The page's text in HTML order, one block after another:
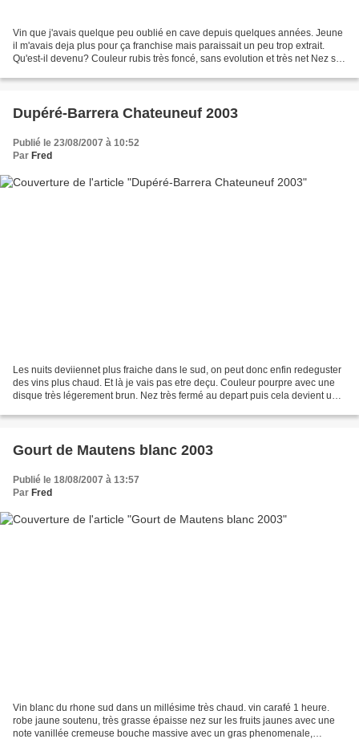
Vin que j'avais quelque peu oublié en cave depuis quelques années. Jeune
il m'avais deja plus pour ça franchise mais paraissait un peu trop extrait.
Qu'est-il devenu? Couleur rubis très foncé, sans evolution et très net Nez sur
Dupéré-Barrera Chateuneuf 2003
Publié le 23/08/2007 à 10:52
Par Fred
Les nuits deviiennet plus fraiche dans le sud, on peut donc enfin redeguster
des vins plus chaud. Et là je vais pas etre deçu. Couleur pourpre avec une
disque très légerement brun. Nez très fermé au depart puis cela devient un
Gourt de Mautens blanc 2003
Publié le 18/08/2007 à 13:57
Par Fred
Vin blanc du rhone sud dans un millésime très chaud. vin carafé 1 heure.
robe jaune soutenu, très grasse épaisse nez sur les fruits jaunes avec une
note vanillée cremeuse bouche massive avec un gras phenomenale,